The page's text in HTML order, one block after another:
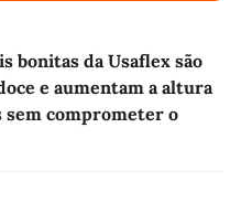
bonitas da Usaflex são
e aumentam a altura
comprometer o